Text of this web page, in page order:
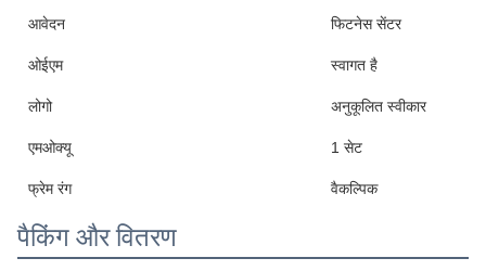
आवेदन फिटनेस सेंटर
ओईएम स्वागत है
लोगो अनुकूलित स्वीकार
एमओक्यू 1 सेट
फ्रेम रंग वैकल्पिक
पैकिंग और वितरण